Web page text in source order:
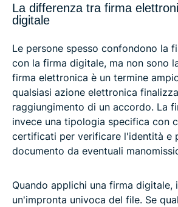
La differenza tra firma
digitale
Le persone spesso confondono la
con la firma digitale, ma non sono
firma elettronica è un termine
qualsiasi azione elettronica
raggiungimento di un accordo. La
invece una tipologia specifica con
certificati per verificare l'identità e
documento da eventuali
Quando applichi una firma digitale,
un'impronta univoca del file. Se